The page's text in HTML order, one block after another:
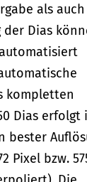
als auch
Dias
kompletten
Dias erfolgt
bester
Pixel bzw.